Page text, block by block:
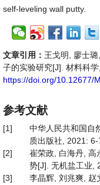
self-leveling wall putty.
文章引用： 王戈明, 廖士
子的实验研究[J]. 材料科
https://doi.org/10.12677/
参考文献
[1]
中华人民共和国自
质出版社, 2021: 6-
[2]
崔荣政, 白海丹, 高
势[J]. 无机盐工业,
[3]
李晶辉, 刘兆爽, 赵